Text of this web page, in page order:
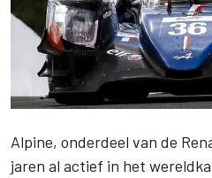
Alpine, onderdeel van de
jaren al actief in het